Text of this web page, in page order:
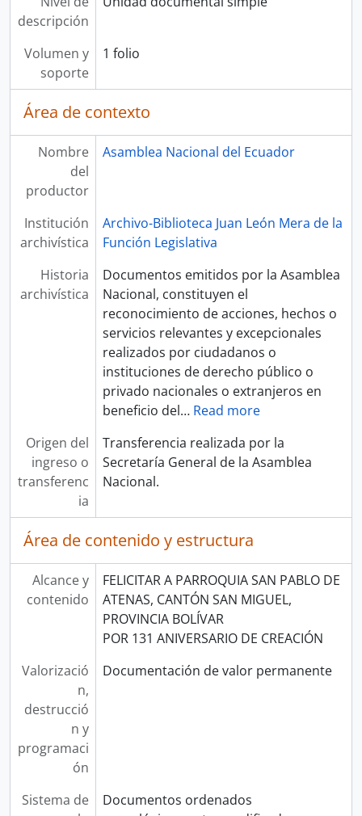
descripción
Volumen y
soporte
1 folio
Área de contexto
Nombre
del
productor
Asamblea Nacional del Ecuador
Institución
archivística
Archivo-Biblioteca Juan León Mera de la
Función Legislativa
Historia
archivística
Documentos emitidos por la Asamblea
Nacional, constituyen el
reconocimiento de acciones, hechos o
servicios relevantes y excepcionales
realizados por ciudadanos o
instituciones de derecho público o
privado nacionales o extranjeros en
beneficio del… Read more
Origen del
ingreso o
transferenc
ia
Transferencia realizada por la
Secretaría General de la Asamblea
Nacional.
Área de contenido y estructura
Alcance y
contenido
FELICITAR A PARROQUIA SAN PABLO DE
ATENAS, CANTÓN SAN MIGUEL,
PROVINCIA BOLÍVAR
POR 131 ANIVERSARIO DE CREACIÓN
Valorizació
n,
destrucció
n y
programaci
ón
Documentación de valor permanente
Sistema de
Documentos ordenados